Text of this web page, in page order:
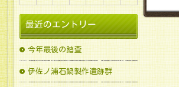
最近のエントリー
今年最後の踏査
伊佐ノ浦石鍋製作遺跡群